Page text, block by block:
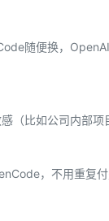
随便换，
（比如公司内部项
，不用重复付